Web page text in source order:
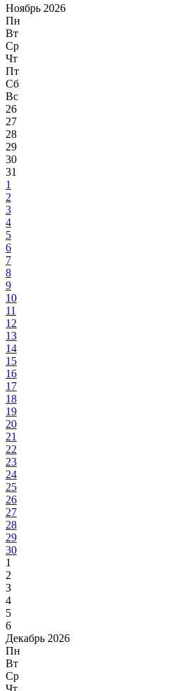
Ноябрь 2026
Пн
Вт
Ср
Чт
Пт
Сб
Вс
26
27
28
29
30
31
1
2
3
4
5
6
7
8
9
10
11
12
13
14
15
16
17
18
19
20
21
22
23
24
25
26
27
28
29
30
1
2
3
4
5
6
Декабрь 2026
Пн
Вт
Ср